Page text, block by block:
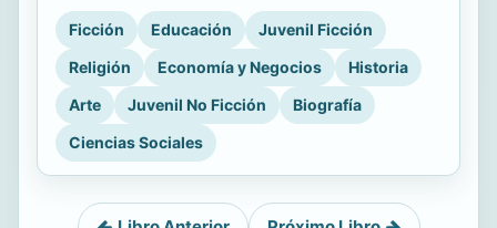
Ficción Educación
Juvenil Ficción
Religión
Economía y Negocios
Historia
Arte
Juvenil No Ficción
Biografía
Ciencias Sociales